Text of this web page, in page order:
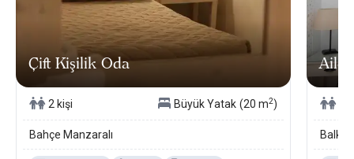
Çift Kişilik Oda
2 kişi Büyük Yatak (20 m2)
Bahçe Manzaralı
Aile